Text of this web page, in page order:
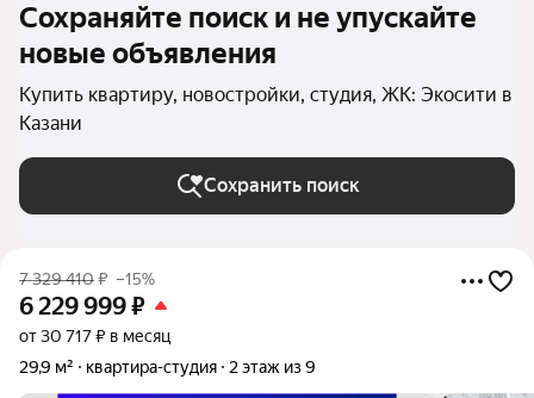
Сохраняйте поиск и не упускайте
новые объявления
Купить квартиру, новостройки, студия, ЖК: Экосити в
Казани
Сохранить поиск
7 329 410₽ –15%
6 229 999₽
от 30 717 ₽ в месяц
29,9 м²
квартира-студия 2 этаж из 9